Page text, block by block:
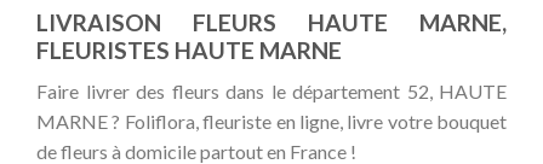
LIVRAISON FLEURS HAUTE MARNE,
FLEURISTES HAUTE MARNE
Faire livrer des fleurs dans le département 52, HAUTE
MARNE ? Foliflora, fleuriste en ligne, livre votre bouquet
de fleurs à domicile partout en France !